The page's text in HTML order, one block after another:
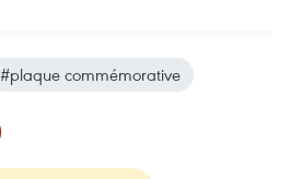
#plaque commémorative